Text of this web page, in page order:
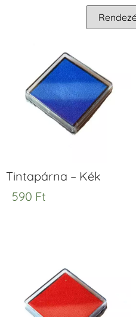
Tintapárna – Kék
590 Ft